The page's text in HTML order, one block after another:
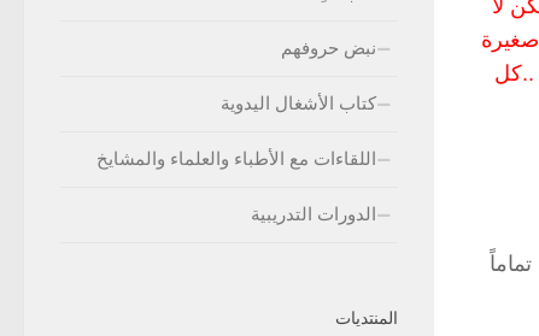
لا
..كل
نبض حروفهم
كتاب الأشغال اليدوية
اللقاءات مع الأطباء والعلماء والمشايخ
الدورات التدريبية
المنتديات